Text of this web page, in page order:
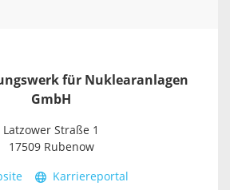
für Nuklearanlagen
GmbH
Latzower Straße 1
17509 Rubenow
Karriereportal